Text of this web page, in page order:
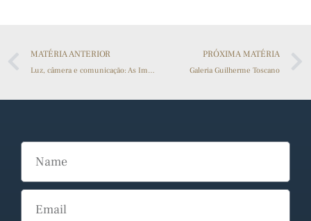
MATÉRIA ANTERIOR
Luz, câmera e comunicação: As Imagens que Marcaram o Evento da UNIALFA A-Z
PRÓXIMA MATÉRIA
Galeria Guilherme Toscano